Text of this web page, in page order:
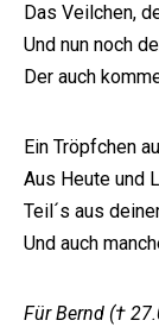
Das Veilchen,
Und nun noch
Der auch
Ein Tröpfchen
Aus Heute und
Teil´s aus
Und auch
Für Bernd (†